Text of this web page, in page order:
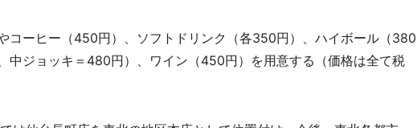
ーヒー（450円）、ソフトドリンク（各350円）、ハイボール（380
中ジョッキ＝480円）、ワイン（450円）を用意する（価格は全て税